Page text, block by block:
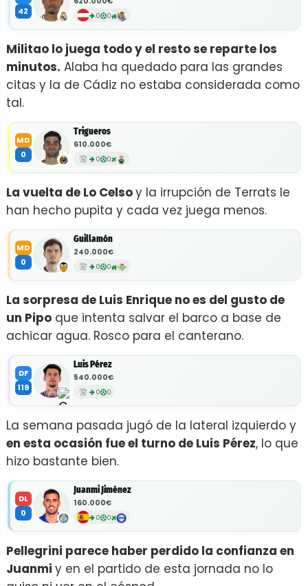
42
0 0
Militao lo juega todo y el resto se reparte los
minutos. Alaba ha quedado para las grandes
citas y la de Cádiz no estaba considerada como
tal.
MD
0
Trigueros
610.000€
0 0
La vuelta de Lo Celsoy la irrupción de Terrats le
han hecho pupita y cada vez juega menos.
MD
0
Guillamón
240.000€
0 0
La sorpresa de Luis Enrique no es del gusto de
un Pipo que intenta salvar el barco a base de
achicar agua. Rosco para el canterano.
DF
119
Luis Pérez
540.000€
0 0
La semana pasada jugó de la lateral izquierdo y
en esta ocasión fue el turno de Luis Pérez, lo que
hizo bastante bien.
DL
0
Juanmi Jiménez
160.000€
0 0
Pellegrini parece haber perdido la confianza en
Juanmi y en el partido de esta jornada no lo